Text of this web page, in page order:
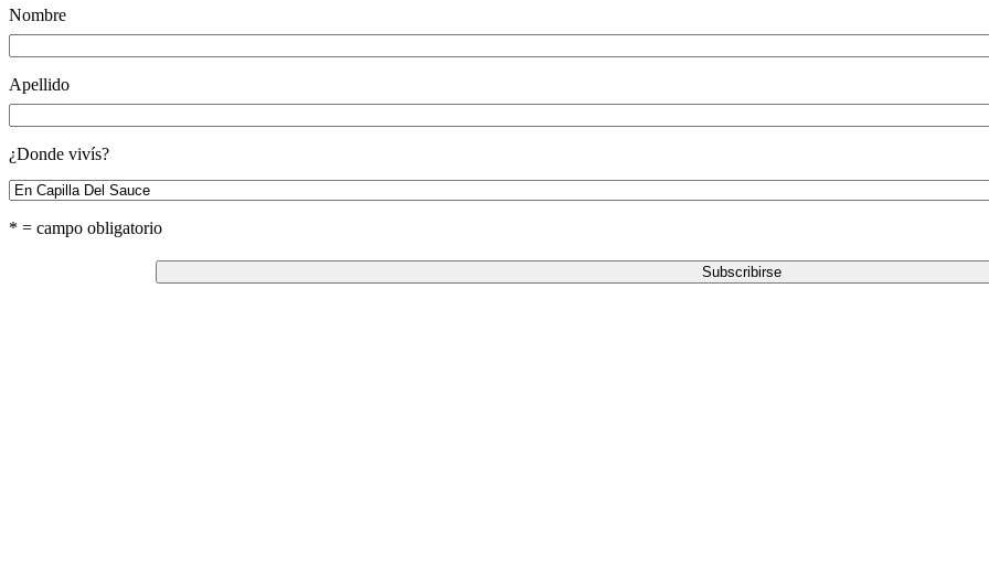
Nombre
Apellido
¿Donde vivís?
* = campo obligatorio